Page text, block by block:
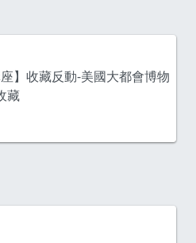
座】收藏反動-美國大都會博物
藏